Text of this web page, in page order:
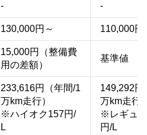
- -
130,000円～ 110,000円
15,000円（整備費
用の差額）
基準値
233,616円（年間/1
万km走行）
※ハイオク157円/
L
149,292円
万km走行
※レギュ
円/L